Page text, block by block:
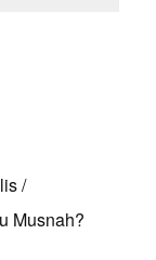
/
Musnah?